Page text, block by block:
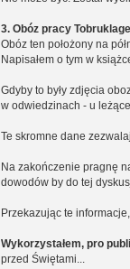
3. Obóz pracy
Obóz ten położony na
Napisałem o tym w
Gdyby to były zdjęcia
w odwiedzinach - u
Te skromne dane
Na zakończenie pragnę
dowodów by do tej
Przekazując te
Wykorzystałem, pro
przed Świętami...